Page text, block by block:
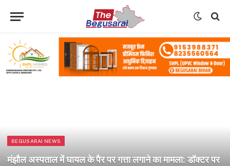
BEGUSARAI NEWS
मंझौल अस्पताल में घायल के पैर पर गत्ता लगाने का मामला: डॉक्टर पर